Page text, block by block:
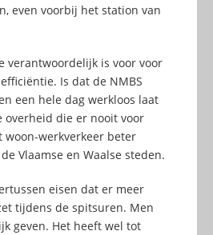
even voorbij het station van
verantwoordelijk is voor voor
Is dat de NMBS
een hele dag werkloos laat
overheid die er nooit voor
woon-werkverkeer beter
Vlaamse en Waalse steden.
eisen dat er meer
tijdens de spitsuren. Men
geven. Het heeft wel tot